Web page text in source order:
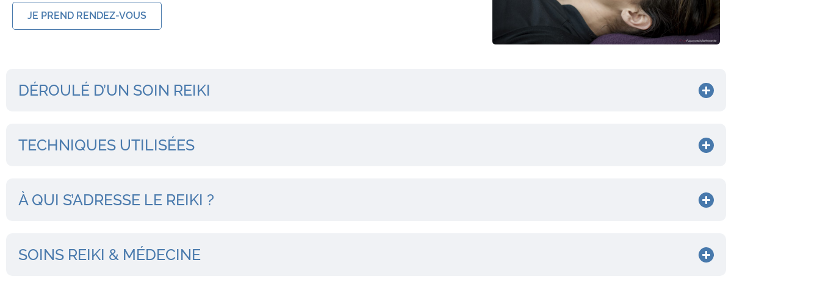
JE PREND RENDEZ-VOUS
DÉROULÉ D’UN SOIN REIKI
TECHNIQUES UTILISÉES
À QUI S’ADRESSE LE REIKI ?
SOINS REIKI & MÉDECINE